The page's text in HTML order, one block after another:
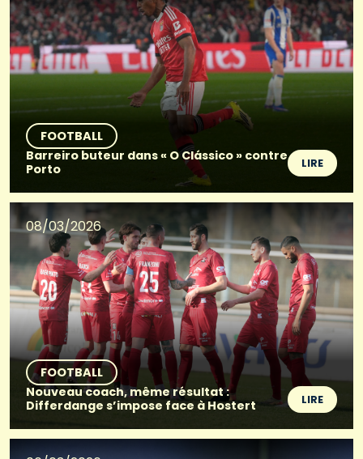
FOOTBALL
Barreiro buteur dans « O Clássico » contre
Porto
LIRE
08/03/2026
FOOTBALL
Nouveau coach, même résultat :
Differdange s’impose face à Hostert
LIRE